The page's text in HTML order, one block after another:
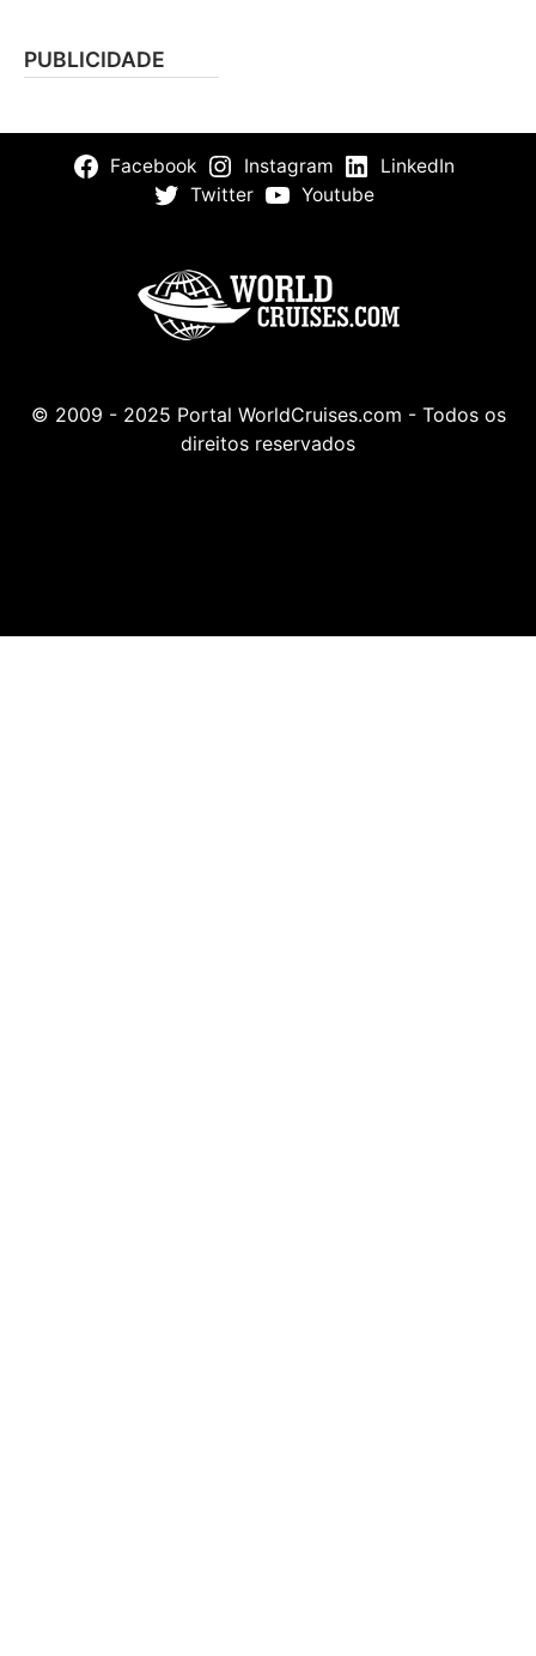
PUBLICIDADE
Facebook Instagram
LinkedIn
Twitter
Youtube
© 2009 - 2025 Portal WorldCruises.com - Todos os
direitos reservados